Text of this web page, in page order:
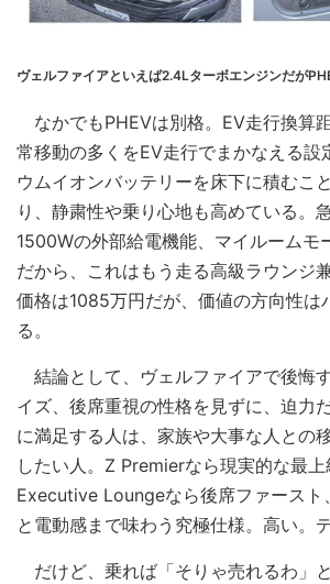
ヴェルファイアといえば2.4Lターボエンジンだが
なかでもPHEVは別格。EV走行換算
常移動の多くをEV走行でまかなえる設
ウムイオンバッテリーを床下に積むこ
り、静粛性や乗り心地も高めている。
1500Wの外部給電機能、マイルームモ
だから、これはもう走る高級ラウンジ
価格は1085万円だが、価値の方向性は
る。
結論として、ヴェルファイアで後悔
イズ、後席重視の性格を見ずに、迫力
に満足する人は、家族や大事な人との
したい人。Z Premierなら現実的な最上
Executive Loungeなら後席ファースト
と電動感まで味わう究極仕様。高い。デ
だけど、乗れば「そりゃ売れるわ」